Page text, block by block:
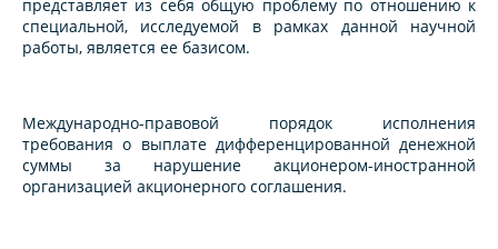
представляет из себя общую проблему по отношению к
специальной, исследуемой в рамках данной научной
работы, является ее базисом.
Международно-правовой порядок исполнения
требования о выплате дифференцированной денежной
суммы за нарушение акционером-иностранной
организацией акционерного соглашения.